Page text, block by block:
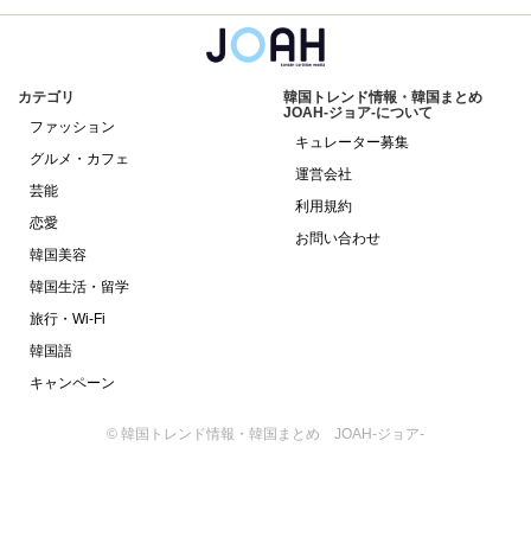
カテゴリ
ファッション
グルメ・カフェ
芸能
恋愛
韓国美容
韓国生活・留学
旅行・Wi-Fi
韓国語
キャンペーン
韓国トレンド情報・韓国まとめ
JOAH-ジョア-について
キュレーター募集
運営会社
利用規約
お問い合わせ
© 韓国トレンド情報・韓国まとめ JOAH-ジョア-